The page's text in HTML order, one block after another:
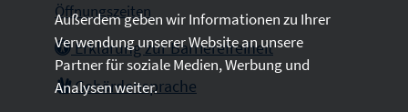
Öffnungszeiten
Erklärung zur Barrierefreiheit
Gebärdensprache
Außerdem geben wir Informationen zu Ihrer
Verwendung unserer Website an unsere
Partner für soziale Medien, Werbung und
Analysen weiter.